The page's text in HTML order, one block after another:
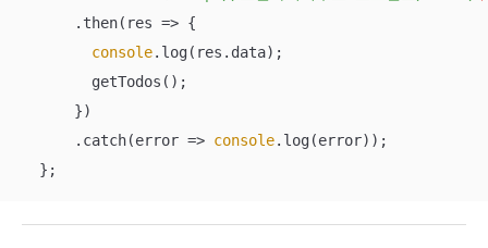
      .then(
res => {
console.log(res.data);
        getTodos();
      })
      .catch(
error => console.log(error));
  };